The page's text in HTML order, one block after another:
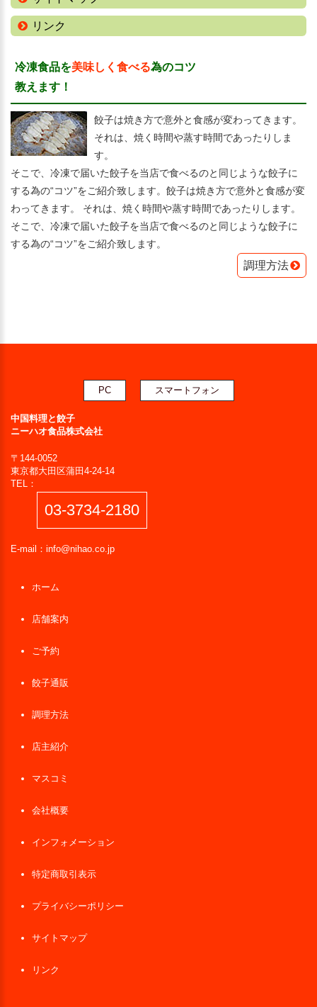
リンク
冷凍食品を美味しく食べる為のコツ
教えます！
餃子は焼き方で意外と食感が変わってきます。
それは、焼く時間や蒸す時間であったりしま
す。
そこで、冷凍で届いた餃子を当店で食べるのと同じような餃子に
する為の“コツ”をご紹介致します。餃子は焼き方で意外と食感が変
わってきます。 それは、焼く時間や蒸す時間であったりします。
そこで、冷凍で届いた餃子を当店で食べるのと同じような餃子に
する為の“コツ”をご紹介致します。
調理方法
PC スマートフォン
中国料理と餃子
ニーハオ食品株式会社
〒144-0052
東京都大田区蒲田4-24-14
TEL：
03-3734-2180
E-mail： info@nihao.co.jp
ホーム
店舗案内
ご予約
餃子通販
調理方法
店主紹介
マスコミ
会社概要
インフォメーション
特定商取引表示
プライバシーポリシー
サイトマップ
リンク